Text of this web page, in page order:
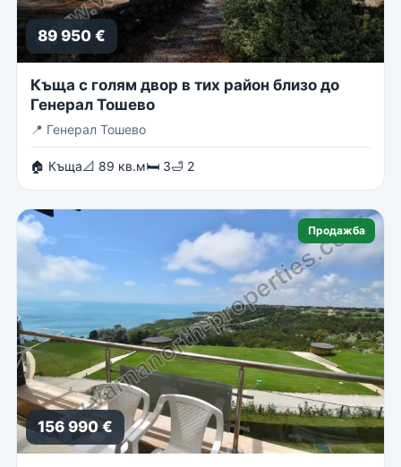
89 950 €
Къща с голям двор в тих район близо до
Генерал Тошево
📍 Генерал Тошево
🏠 Къща📐 89 кв.м🛏 3🛁 2
Продажба
156 990 €